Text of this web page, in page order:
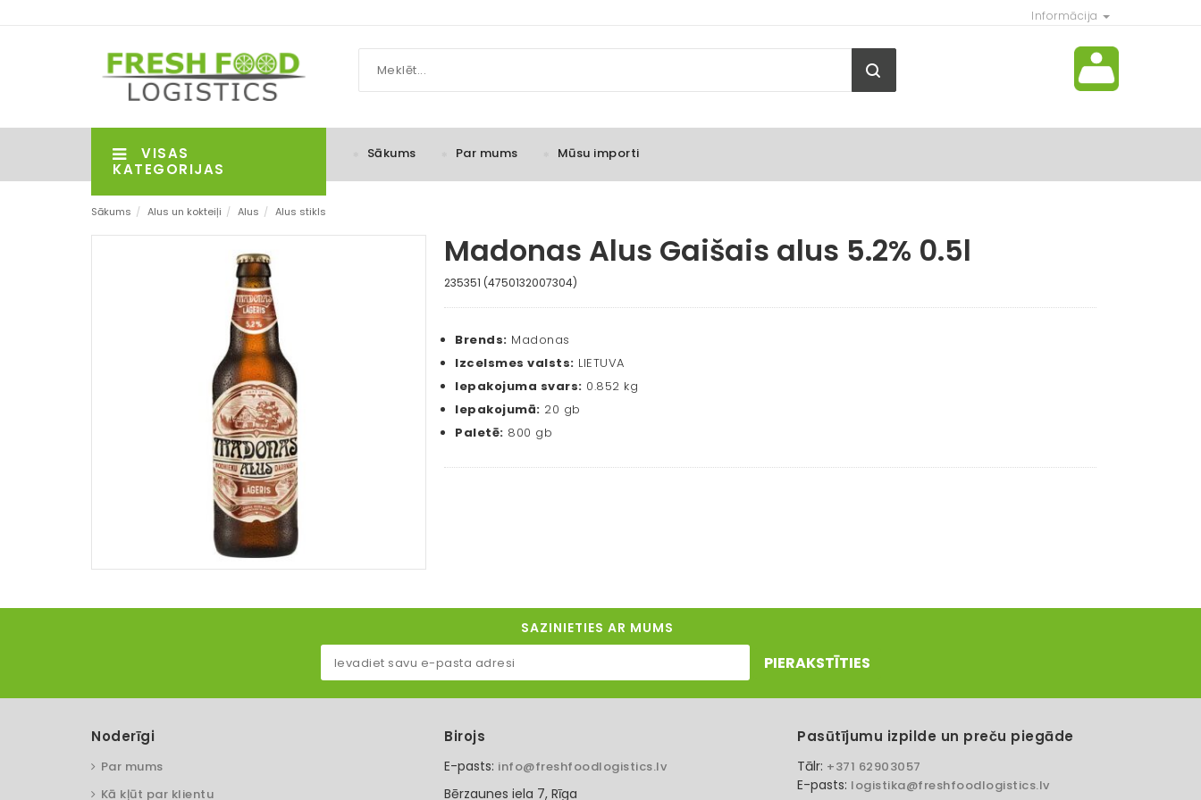
Informācija
VISAS
KATEGORIJAS
Sākums Par mums Mūsu importi
Sākums / Alus un kokteiļi / Alus / Alus stikls
Madonas Alus Gaišais alus 5.2% 0.5l
235351 (4750132007304)
Brends: Madonas
Izcelsmes valsts: LIETUVA
Iepakojuma svars: 0.852 kg
Iepakojumā: 20 gb
Paletē: 800 gb
SAZINIETIES AR MUMS
PIERAKSTĪTIES
Noderīgi
Par mums
Kā kļūt par klientu
Birojs
E-pasts: info@freshfoodlogistics.lv
Bērzaunes iela 7, Rīga
Pasūtījumu izpilde un preču piegāde
Tālr: +371 62903057
E-pasts: logistika@freshfoodlogistics.lv